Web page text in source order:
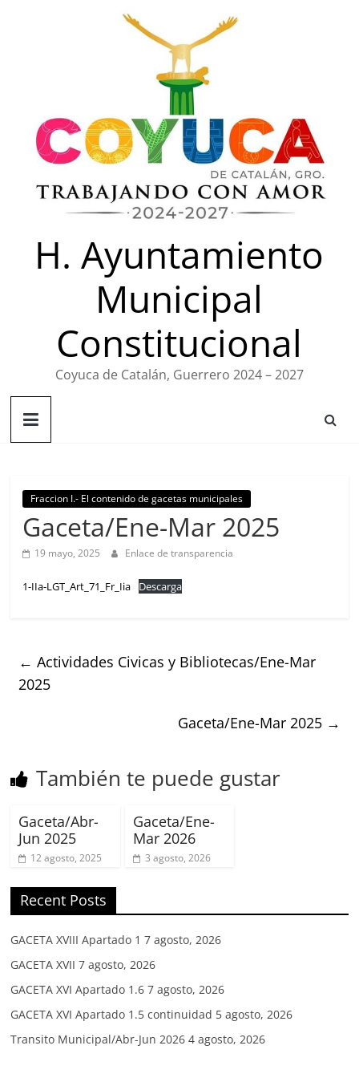
H. Ayuntamiento
Municipal
Constitucional
Coyuca de Catalán, Guerrero 2024 – 2027
Fraccion I.- El contenido de gacetas municipales
Gaceta/Ene-Mar 2025
19 mayo, 2025 Enlace de transparencia
1-IIa-LGT_Art_71_Fr_Iia Descarga
← Actividades Civicas y Bibliotecas/Ene-Mar
2025
Gaceta/Ene-Mar 2025 →
También te puede gustar
Gaceta/Abr-
Jun 2025
12 agosto, 2025
Gaceta/Ene-
Mar 2026
3 agosto, 2026
Recent Posts
GACETA XVIII Apartado 1 7 agosto, 2026
GACETA XVII 7 agosto, 2026
GACETA XVI Apartado 1.6 7 agosto, 2026
GACETA XVI Apartado 1.5 continuidad 5 agosto, 2026
Transito Municipal/Abr-Jun 2026 4 agosto, 2026